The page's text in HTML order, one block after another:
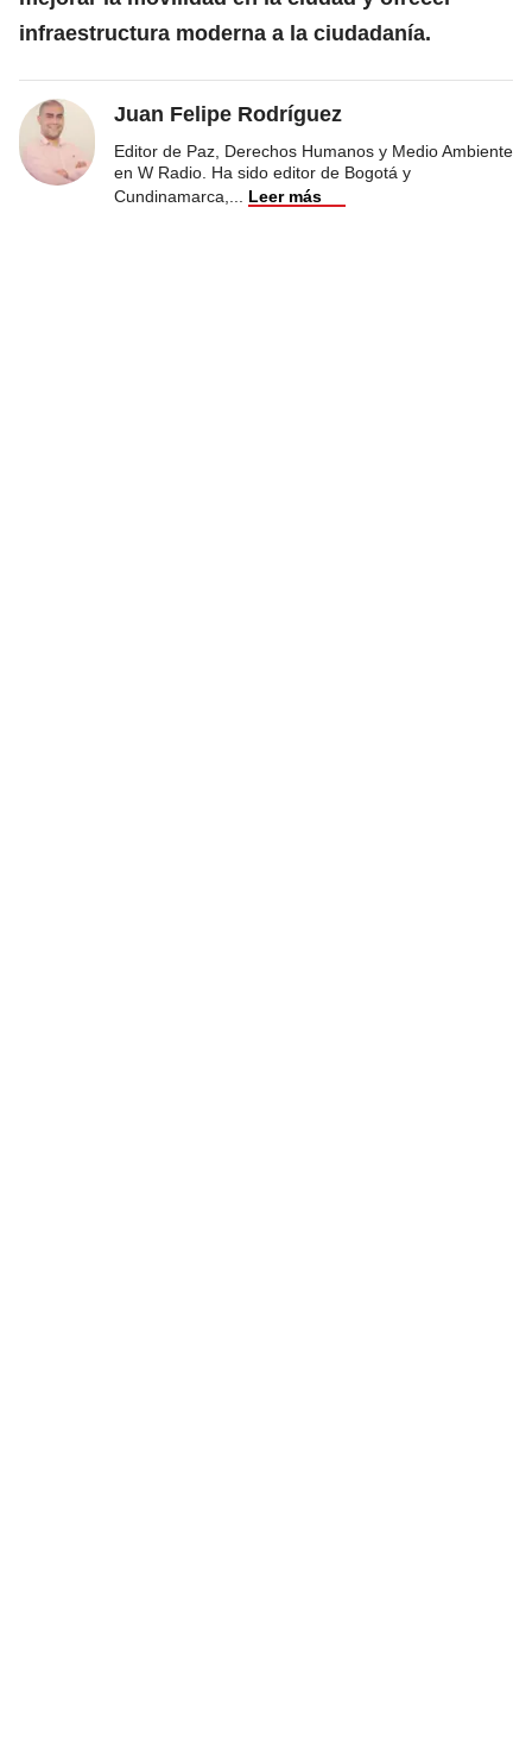
infraestructura moderna a la ciudadanía.
Juan Felipe Rodríguez
Editor de Paz, Derechos Humanos y Medio Ambiente
en W Radio. Ha sido editor de Bogotá y
Cundinamarca,
Leer más